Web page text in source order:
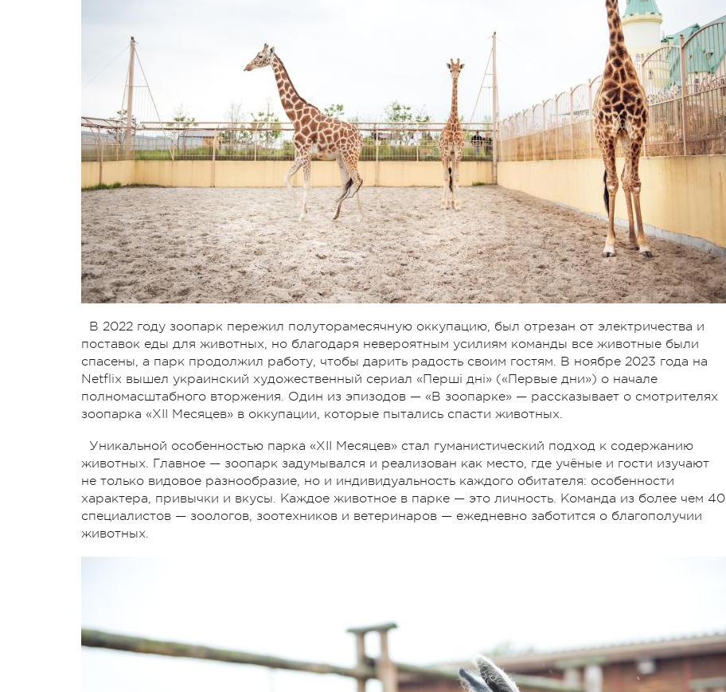
В 2022 году зоопарк пережил полуторамесячную оккупацию, был отрезан от электричества и
поставок еды для животных, но благодаря невероятным усилиям команды все животные были
спасены, а парк продолжил работу, чтобы дарить радость своим гостям. В ноябре 2023 года на
Netflix вышел украинский художественный сериал «Перші дні» («Первые дни») о начале
полномасштабного вторжения. Один из эпизодов — «В зоопарке» — рассказывает о смотрителях
зоопарка «XII Месяцев» в оккупации, которые пытались спасти животных.
Уникальной особенностью парка «XII Месяцев» стал гуманистический подход к содержанию
животных. Главное — зоопарк задумывался и реализован как место, где учёные и гости изучают
не только видовое разнообразие, но и индивидуальность каждого обитателя: особенности
характера, привычки и вкусы. Каждое животное в парке — это личность. Команда из более чем 40
специалистов — зоологов, зоотехников и ветеринаров — ежедневно заботится о благополучии
животных.